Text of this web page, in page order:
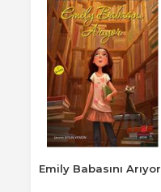
Emily Babasını Arıyor